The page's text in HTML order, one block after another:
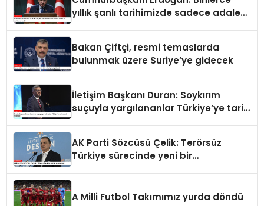
yıllık şanlı tarihimizde sadece adalet
Bakan Çiftçi, resmi temaslarda
bulunmak üzere Suriye’ye gidecek
İletişim Başkanı Duran: Soykırım
suçuyla yargılananlar Türkiye’ye tarih
AK Parti Sözcüsü Çelik: Terörsüz
Türkiye sürecinde yeni bir
A Milli Futbol Takımımız yurda döndü